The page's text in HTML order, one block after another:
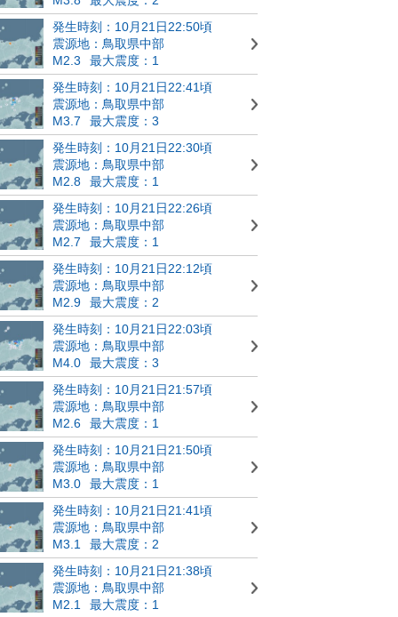
発生時刻：10月21日22:50頃
震源地：鳥取県中部
M2.3
最大震度：1
発生時刻：10月21日22:41頃
震源地：鳥取県中部
M3.7
最大震度：3
発生時刻：10月21日22:30頃
震源地：鳥取県中部
M2.8
最大震度：1
発生時刻：10月21日22:26頃
震源地：鳥取県中部
M2.7
最大震度：1
発生時刻：10月21日22:12頃
震源地：鳥取県中部
M2.9
最大震度：2
発生時刻：10月21日22:03頃
震源地：鳥取県中部
M4.0
最大震度：3
発生時刻：10月21日21:57頃
震源地：鳥取県中部
M2.6
最大震度：1
発生時刻：10月21日21:50頃
震源地：鳥取県中部
M3.0
最大震度：1
発生時刻：10月21日21:41頃
震源地：鳥取県中部
M3.1
最大震度：2
発生時刻：10月21日21:38頃
震源地：鳥取県中部
M2.1
最大震度：1